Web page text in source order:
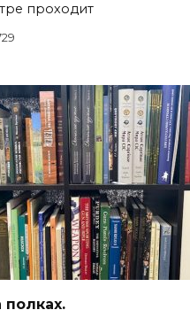
проходит
полках.